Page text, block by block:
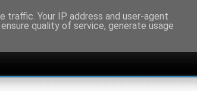
Your IP address and user-agent
quality of service, generate usage